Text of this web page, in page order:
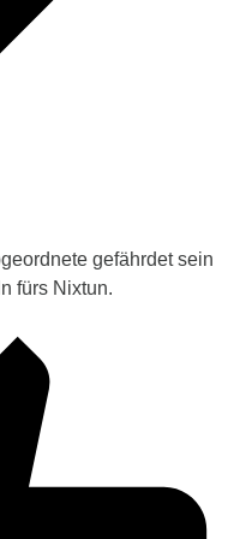
gefährdet sein
fürs Nixtun.